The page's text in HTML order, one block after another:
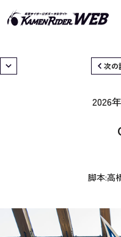
当サイトでは、機械的な自動翻訳サー
す。指定した言語に切り替わらないペ
訳機能をご利用ください。
次の
2026
脚本:高